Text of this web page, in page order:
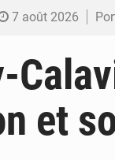
7 août 2026
6 août 2026
6 août 2026
et